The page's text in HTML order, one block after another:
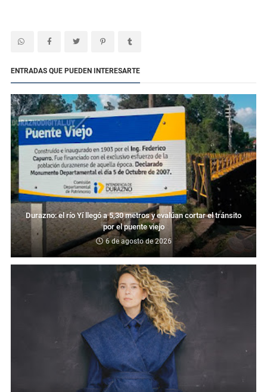
ENTRADAS QUE PUEDEN INTERESARTE
Durazno: el río Yí llegó a 5,30 metros y evalúan cortar el tránsito
por el puente viejo
6 de agosto de 2026